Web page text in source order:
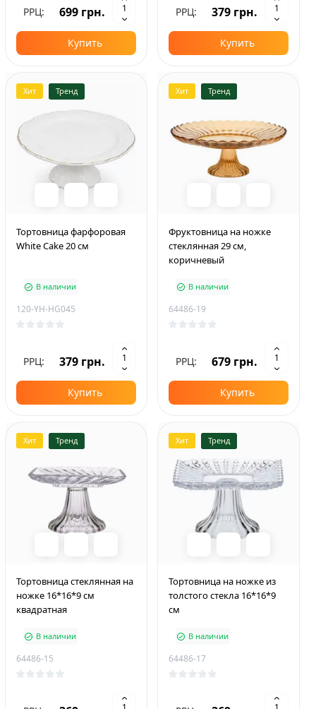
РРЦ: 699 грн.
Купить
РРЦ: 379 грн.
Купить
Хит Тренд
Тортовница фарфоровая
White Cake 20 cм
В наличии
120-YH-HG045
РРЦ: 379 грн.
Купить
Хит Тренд
Фруктовница на ножке
стеклянная 29 см,
коричневый
В наличии
64486-19
РРЦ: 679 грн.
Купить
Хит Тренд
Тортовница стеклянная на
ножке 16*16*9 см
квадратная
В наличии
64486-15
Хит Тренд
Тортовница на ножке из
толстого стекла 16*16*9
см
В наличии
64486-17